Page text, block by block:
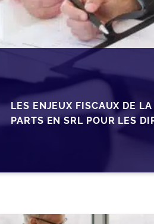
LES ENJEUX FISCAUX DE
PARTS EN SRL POUR LES